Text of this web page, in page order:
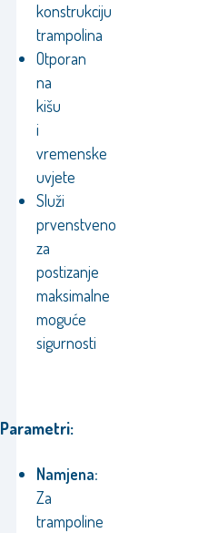
konstrukciju
trampolina
Otporan
na
kišu
i
vremenske
uvjete
Služi
prvenstveno
za
postizanje
maksimalne
moguće
sigurnosti
Parametri:
Namjena:
Za
trampoline